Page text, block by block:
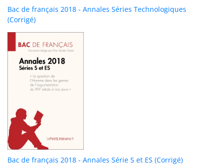
Bac de français 2018 - Annales Séries Technologiques
(Corrigé)
Bac de français 2018 - Annales Série S et ES (Corrigé)